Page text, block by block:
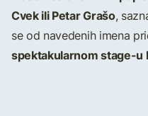
Cvek ili Petar Grašo,
se od navedenih imena
spektakularnom stage-u